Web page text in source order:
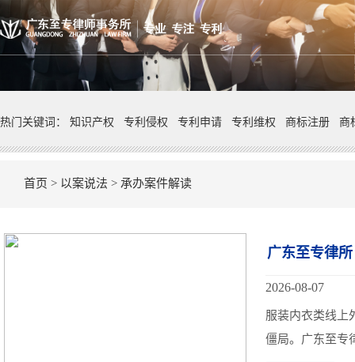
热门关键词： 知识产权 专利侵权 专利申请 专利维权 商标注册 商
首页 > 以案说法 > 承办案件解读
广东至专律
2026-08-07
服装内衣类线上
僵局。广东至专